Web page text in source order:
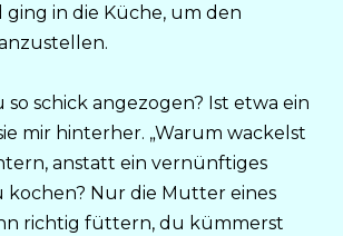
in die Küche, um den
so schick angezogen? Ist etwa ein
mir hinterher. „Warum wackelst
anstatt ein vernünftiges
kochen? Nur die Mutter eines
richtig füttern, du kümmerst